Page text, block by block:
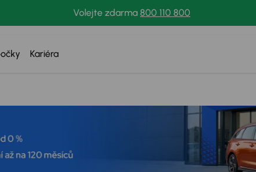
Volejte zdarma 800 110 800
Kariéra